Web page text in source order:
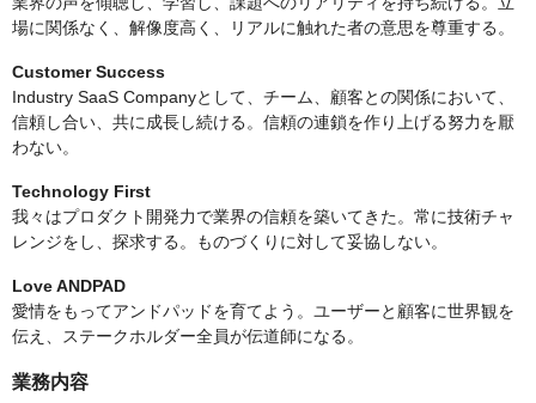
場に関係なく、解像度高く、リアルに触れた者の意思を尊重する。
Customer Success
Industry SaaS Companyとして、チーム、顧客との関係において、
信頼し合い、共に成長し続ける。信頼の連鎖を作り上げる努力を厭
わない。
Technology First
我々はプロダクト開発力で業界の信頼を築いてきた。常に技術チャ
レンジをし、探求する。ものづくりに対して妥協しない。
Love ANDPAD
愛情をもってアンドパッドを育てよう。ユーザーと顧客に世界観を
伝え、ステークホルダー全員が伝道師になる。
業務内容